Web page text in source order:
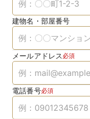
建物名・部屋番号
メールアドレス 必須
電話番号必須